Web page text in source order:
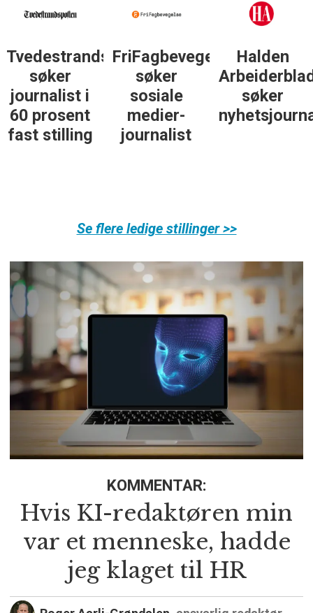
Tvedestrandsposten
søker
journalist i
60 prosent
fast stilling
FriFagbevegelse
søker
sosiale
medier-
journalist
Halden
søker
Se flere ledige stillinger >>
KOMMENTAR:
Hvis KI-redaktøren min
var et menneske, hadde
jeg klaget til HR